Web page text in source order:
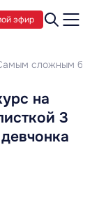
эфир
сложным был
на
3